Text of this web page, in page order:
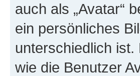
auch als „Avatar“
ein persönliches
unterschiedlich
wie die Benutzer